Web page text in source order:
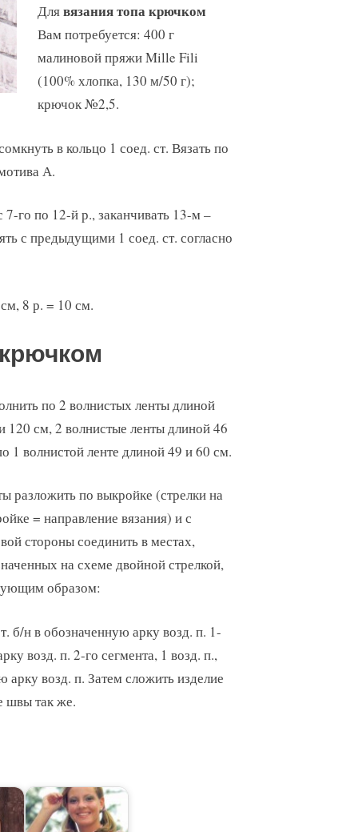
Длявязания топа крючком
Вам потребуется: 400 г
малиновой пряжи Mille Fili
(100% хлопка, 130 м/50 г);
крючок №2,5.
в кольцо 1 соед. ст. Вязать по
А.
го по 12-й р., заканчивать 13-м –
с предыдущими 1 соед. ст. согласно
8 р. = 10 см.
по 2 волнистых ленты длиной
120 см, 2 волнистые ленты длиной 46
1 волнистой ленте длиной 49 и 60 см.
разложить по выкройке (стрелки на
= направление вязания) и с
стороны соединить в местах,
на схеме двойной стрелкой,
образом:
б/н в обозначенную арку возд. п. 1-
возд. п. 2-го сегмента, 1 возд. п.,
арку возд. п. Затем сложить изделие
швы так же.